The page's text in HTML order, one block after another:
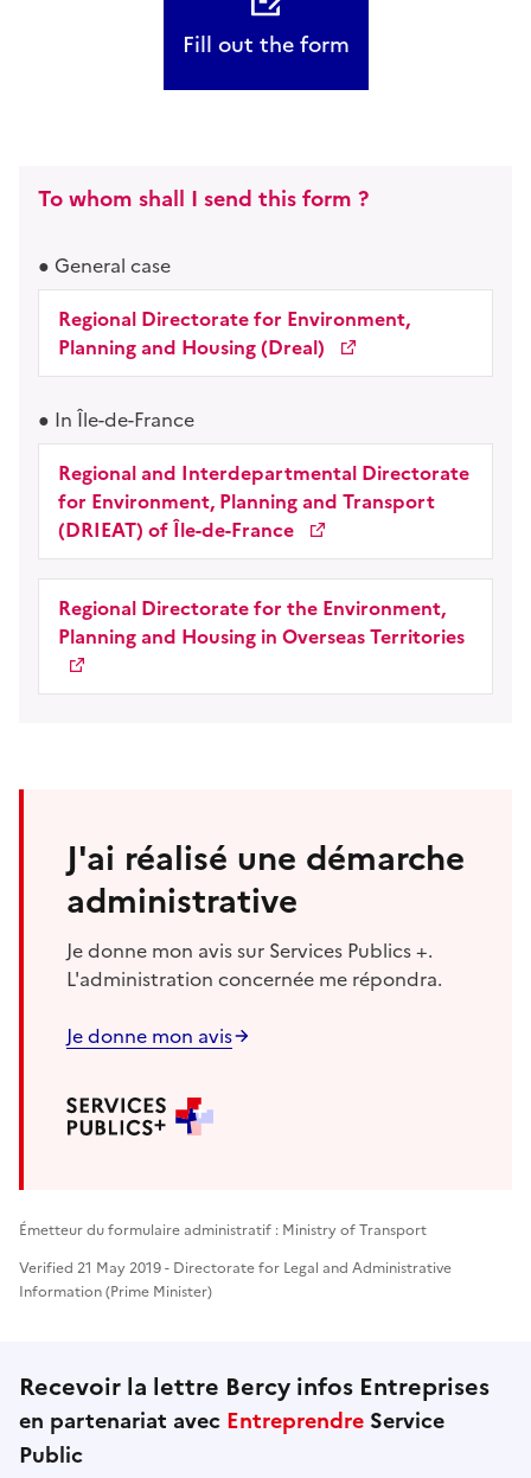
Fill out the form
To whom shall I send this form ?
General case
Regional Directorate for Environment,
Planning and Housing (Dreal)
In Île-de-France
Regional and Interdepartmental Directorate
for Environment, Planning and Transport
(DRIEAT) of Île-de-France
Regional Directorate for the Environment,
Planning and Housing in Overseas Territories
J'ai réalisé une démarche
administrative
Je donne mon avis sur Services Publics +.
L'administration concernée me répondra.
Je donne mon avis
Émetteur du formulaire administratif : Ministry of Transport
Verified 21 May 2019 - Directorate for Legal and Administrative
Information (Prime Minister)
Recevoir la lettre Bercy infos Entreprises
en partenariat avec Entreprendre Service
Public